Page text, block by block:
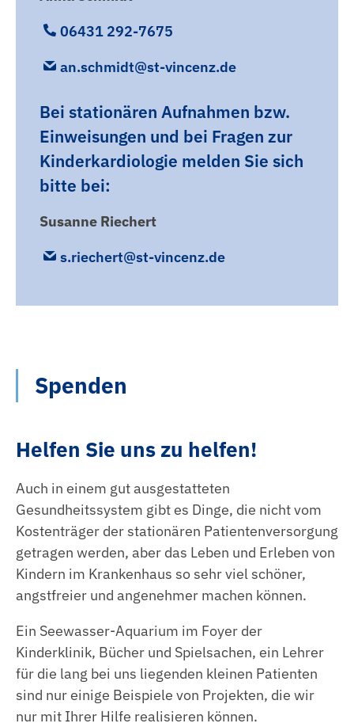
06431 292-7675
an.schmidt@st-vincenz.de
Bei stationären Aufnahmen bzw.
Einweisungen und bei Fragen zur
Kinderkardiologie melden Sie sich
bitte bei:
Susanne Riechert
s.riechert@st-vincenz.de
Spenden
Helfen Sie uns zu helfen!
Auch in einem gut ausgestatteten
Gesundheitssystem gibt es Dinge, die nicht vom
Kostenträger der stationären Patientenversorgung
getragen werden, aber das Leben und Erleben von
Kindern im Krankenhaus so sehr viel schöner,
angstfreier und angenehmer machen können.
Ein Seewasser-Aquarium im Foyer der
Kinderklinik, Bücher und Spielsachen, ein Lehrer
für die lang bei uns liegenden kleinen Patienten
sind nur einige Beispiele von Projekten, die wir
nur mit Ihrer Hilfe realisieren können.